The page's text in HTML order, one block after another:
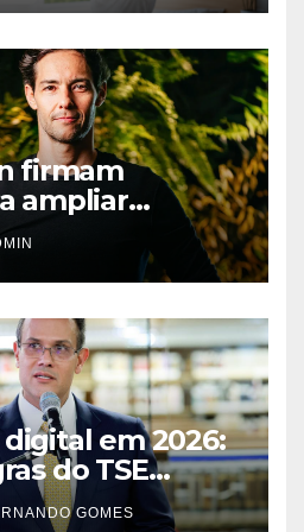
firmam
ampliar
mercado em
imobiliários
em 2026:
do TSE
e o desafio
GOMES